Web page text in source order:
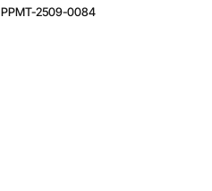
PPMT-2509-0084